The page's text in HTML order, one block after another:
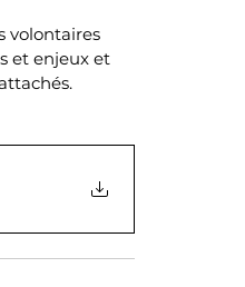
volontaires
et enjeux et